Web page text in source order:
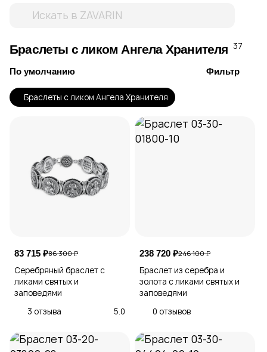
Браслеты с ликом Ангела Хранителя 37
По умолчанию Фильтр
Браслеты с ликом Ангела Хранителя
83 715 ₽86 300 ₽
Серебряный браслет с
ликами святых и
заповедями
3 отзыва
5.0
238 720 ₽246 100 ₽
Браслет из серебра и
золота с ликами святых и
заповедями
0 отзывов